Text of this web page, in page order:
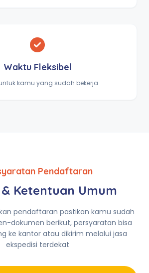
Waktu Fleksibel
kamu yang sudah bekerja
Pendaftaran
Ketentuan Umum
pendaftaran pastikan kamu sudah
dokumen berikut, persyaratan bisa
ke kantor atau dikirim melalui jasa
ekspedisi terdekat